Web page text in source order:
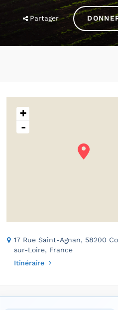
Partager
+
-
17 Rue Saint-Agnan, 58200
sur-Loire, France
Itinéraire